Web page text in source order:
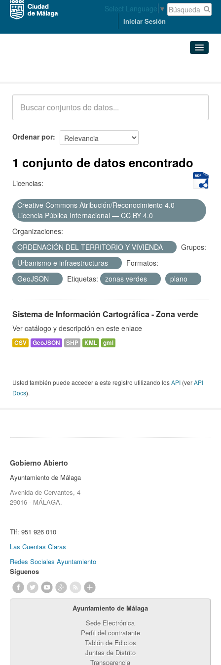
Select Language ▼
Iniciar Sesión
Acerca de
Ordenar por
1 conjunto de datos encontrado
Licencias:
Creative Commons Atribución/Reconocimiento 4.0
Licencia Pública Internacional — CC BY 4.0
Organizaciones:
ORDENACIÓN DEL TERRITORIO Y VIVIENDA
Grupos:
Urbanismo e infraestructuras
Formatos:
GeoJSON
Etiquetas: zonas verdes plano
Sistema de Información Cartográfica - Zona verde
Ver catálogo y descripción en este enlace
CSV GeoJSON SHP KML gml
Usted también puede acceder a este registro utilizando losAPI (verAPI
Docs).
Gobierno Abierto
Ayuntamiento de Málaga
Avenida de Cervantes, 4
29016 - MÁLAGA.
Tlf: 951 926 010
Las Cuentas Claras
Redes Sociales Ayuntamiento
Síguenos
Ayuntamiento de Málaga
Sede Electrónica
Perfil del contratante
Tablón de Edictos
Juntas de Distrito
Transparencia